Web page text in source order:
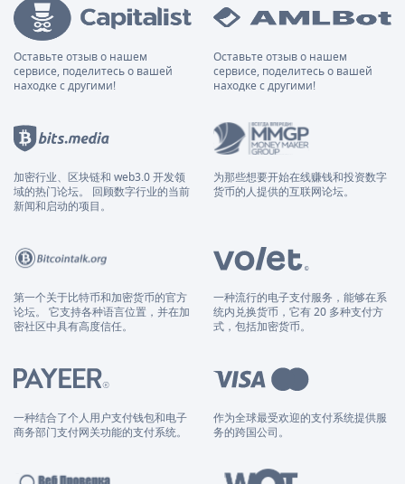
Оставьте отзыв о нашем
сервисе, поделитесь о вашей
находке с другими!
Оставьте отзыв о нашем
сервисе, поделитесь о вашей
находке с другими!
加密行业、区块链和 web3.0 开发领
域的热门论坛。 回顾数字行业的当前
新闻和启动的项目。
为那些想要开始在线赚钱和投资数字
货币的人提供的互联网论坛。
第一个关于比特币和加密货币的官方
论坛。 它支持各种语言位置，并在加
密社区中具有高度信任。
一种流行的电子支付服务，能够在系
统内兑换货币，它有 20 多种支付方
式，包括加密货币。
一种结合了个人用户支付钱包和电子
商务部门支付网关功能的支付系统。
作为全球最受欢迎的支付系统提供服
务的跨国公司。